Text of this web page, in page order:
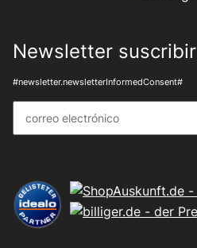
Newsletter suscribir
#newsletter.newsletterInformedConsent#